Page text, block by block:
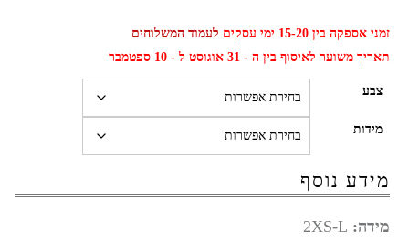
זמני אספקה בין 15-20 ימי עסקים
לעמוד המשלוחים
תאריך משוער לאיסוף בין ה - 31 אוגוסט ל - 10 ספטמבר
צבע
מידות
מידע נוסף
מידה: 2XS-L